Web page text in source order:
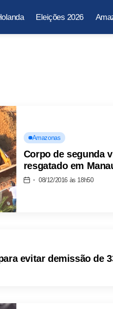
Eleições 2026
Amazonas
Corpo de segunda
resgatado em
08/12/2016 às 18h50
evitar demissão de